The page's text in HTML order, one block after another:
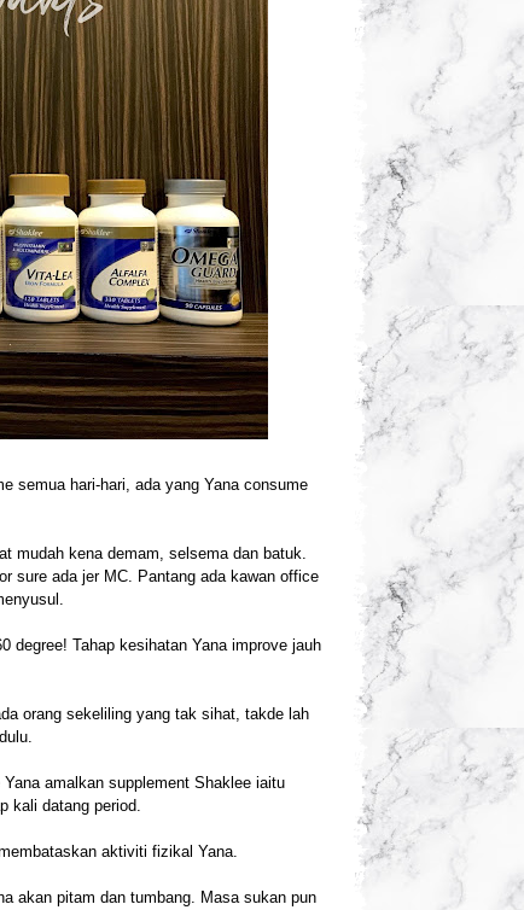
semua hari-hari, ada yang Yana consume
mudah kena demam, selsema dan batuk.
sure ada jer MC. Pantang ada kawan office
degree! Tahap kesihatan Yana improve jauh
orang sekeliling yang tak sihat, takde lah
amalkan supplement Shaklee iaitu
kali datang period.
aktiviti fizikal Yana.
akan pitam dan tumbang. Masa sukan pun